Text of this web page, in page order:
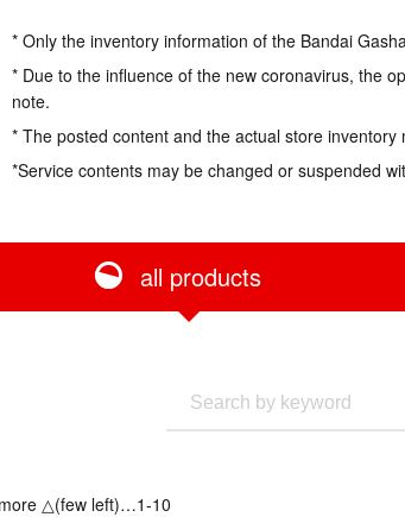
* Only the inventory information of the Bandai
* Due to the influence of the new coronavirus, the
note.
* The posted content and the actual store inventory
*Service contents may be changed or suspended
all products
△(few left)…1-10